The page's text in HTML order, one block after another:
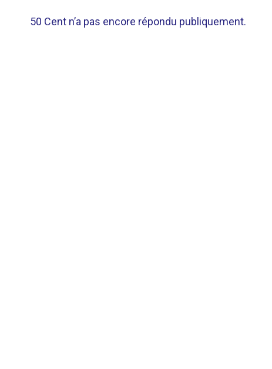
50 Cent n’a pas encore répondu publiquement.